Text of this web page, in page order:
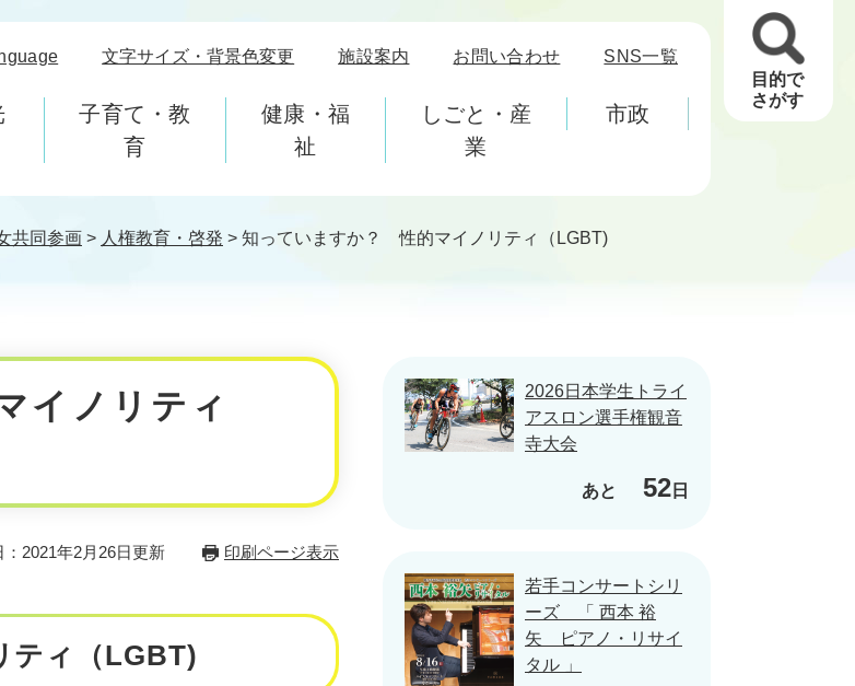
文字サイズ・背景色変更 施設案内 お問い合わせ SNS一覧
子育て・教
育
健康・福
祉
しごと・産
業
市政
目的で
さがす
共同参画 > 人権教育・啓発 > 知っていますか？ 性的マイノリティ（LGBT)
イノリティ
：2021年2月26日更新 印刷ページ表示
ィ（LGBT)
2026日本学生トライ
アスロン選手権観音
寺大会
あと 52 日
若手コンサートシリ
ーズ 「 西本 裕
矢 ピアノ・リサイ
タル 」